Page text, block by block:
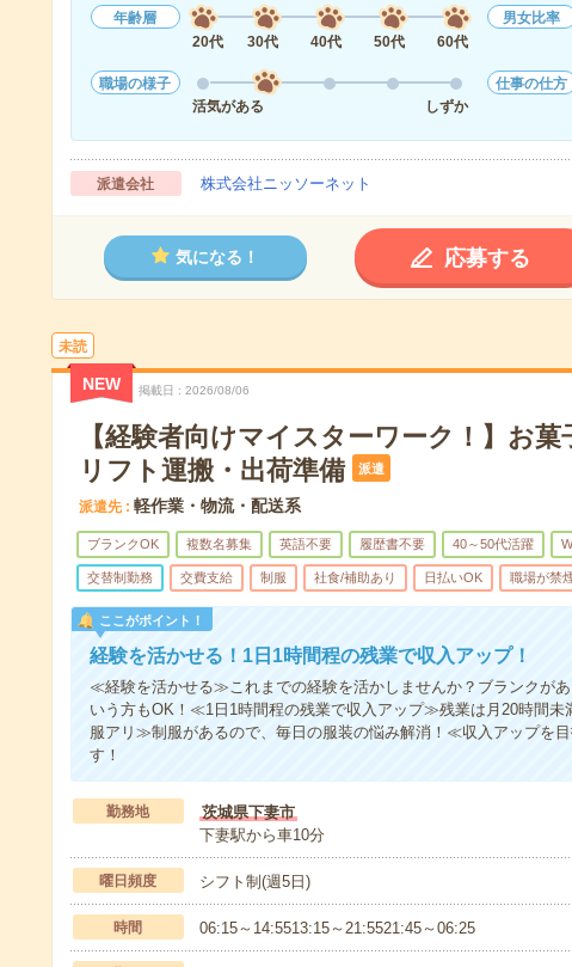
年齢層
20代
30代 40代 50代 60代
男女比率
職場の様子
活気がある
しずか
仕事の仕方
派遣会社 株式会社ニッソーネット
気になる！ 応募する
未読
NEW 掲載日 2026/08/06
【経験者向けマイスターワーク！】お
リフト運搬・出荷準備
派遣
派遣先 軽作業・物流・配送系
ブランクOK 複数名募集 英語不要 履歴書不要 40～50代活躍
交替制勤務 交費支給 制服 社食/補助あり 日払いOK 職場が禁
ここがポイント！
経験を活かせる！1日1時間程の残業で収入アップ！
≪経験を活かせる≫これまでの経験を活かしませんか？ブランクが
いう方もOK！≪1日1時間程の残業で収入アップ≫残業は月20時間未
服アリ≫制服があるので、毎日の服装の悩み解消！≪収入アップを
す！
勤務地
茨城県下妻市
下妻駅から車10分
曜日頻度 シフト制(週5日)
時間 06:15～14:5513:15～21:5521:45～06:25